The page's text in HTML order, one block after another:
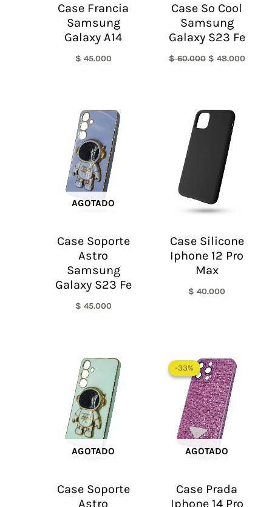
Case Francia
Samsung
Galaxy A14
$ 45.000
Case So Cool
Samsung
Galaxy S23 Fe
$60.000 $ 48.000
AGOTADO
Case Soporte
Astro
Samsung
Galaxy S23 Fe
$ 45.000
Case Silicone
Iphone 12 Pro
Max
$ 40.000
AGOTADO
Case Soporte
Astro
-33%
AGOTADO
-33%
Case Prada
Iphone 14 Pro
precio
original
era:
$ 60.000.